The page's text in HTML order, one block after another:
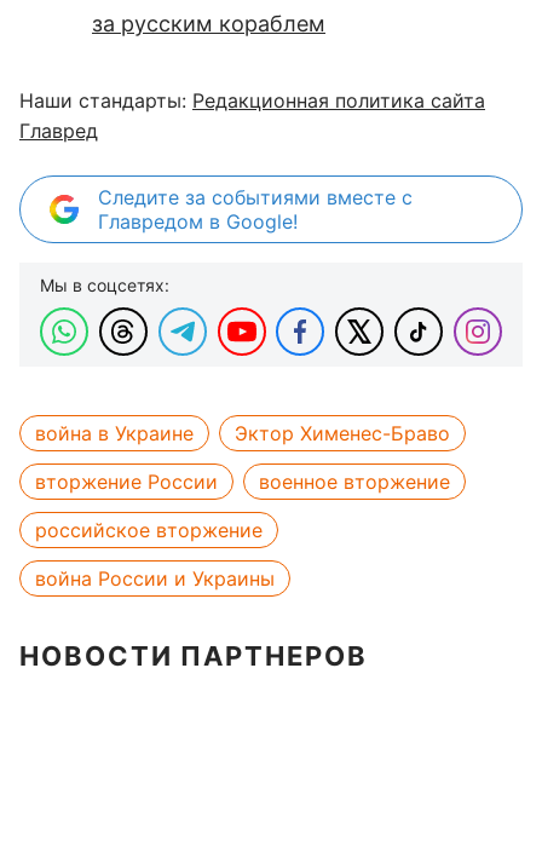
за русским кораблем
Наши стандарты: Редакционная политика сайта
Главред
Следите за событиями вместе с
Главредом в Google!
Мы в соцсетях:
война в Украине
Эктор Хименес-Браво
вторжение России
военное вторжение
российское вторжение
война России и Украины
НОВОСТИ ПАРТНЕРОВ